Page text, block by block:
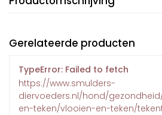
Gerelateerde producten
TypeError: Failed to fetch
https://www.smulders-
diervoeders.nl/hond/
en-teken/vlooien-en-teken/